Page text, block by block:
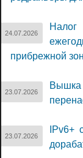
24.07.2026
прибрежной
23.07.2026
23.07.2026
IPv6+